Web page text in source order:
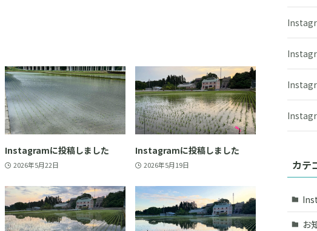
Instagramに投稿しました
2026年5月22日
Instagramに投稿しました
2026年5月19日 カテ
お